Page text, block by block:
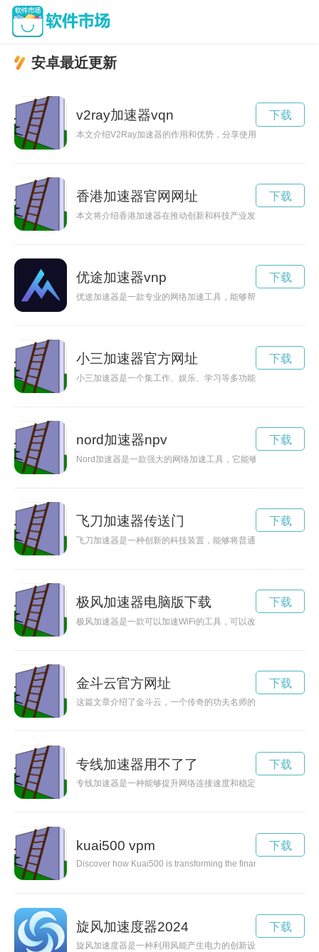
安卓最近更新
v2ray加速器vqn
本文介绍V2Ray加速器的作用和优势，分享使用V2Ray加速器
下载
香港加速器官网网址
本文将介绍香港加速器在推动创新和科技产业发展方面的重要
下载
优途加速器vnp
优途加速器是一款专业的网络加速工具，能够帮助用户解决网
下载
小三加速器官方网址
小三加速器是一个集工作、娱乐、学习等多功能于一身的电子
下载
nord加速器npv
Nord加速器是一款强大的网络加速工具，它能够为用户提供快
下载
飞刀加速器传送门
飞刀加速器是一种创新的科技装置，能够将普通飞刀的速度和
下载
极风加速器电脑版下载
极风加速器是一款可以加速WiFi的工具，可以改善网络速度和
下载
金斗云官方网址
这篇文章介绍了金斗云，一个传奇的功夫名师的故事，他以其
下载
专线加速器用不了了
专线加速器是一种能够提升网络连接速度和稳定性的设备，通
下载
kuai500 vpm
Discover how Kuai500 is transforming the financial industry
下载
旋风加速度器2024
旋风加速度器是一种利用风能产生电力的创新设备，能够高效
下载